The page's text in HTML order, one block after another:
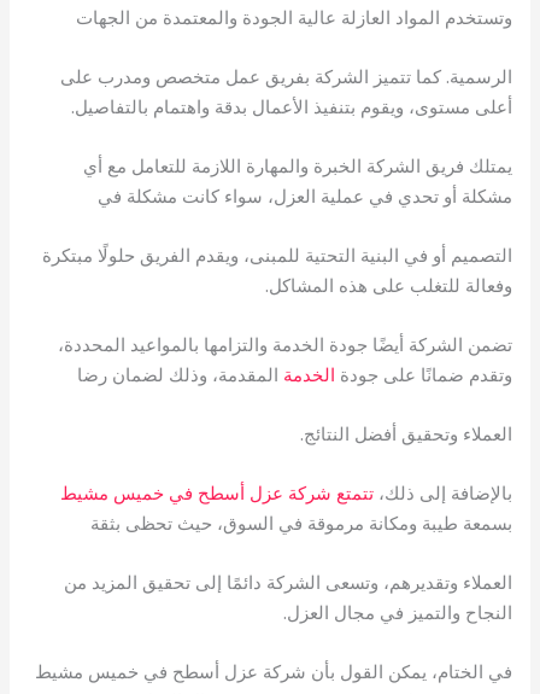
وتستخدم المواد العازلة عالية الجودة والمعتمدة من الجهات
الرسمية. كما تتميز الشركة بفريق عمل متخصص ومدرب على
أعلى مستوى، ويقوم بتنفيذ الأعمال بدقة واهتمام بالتفاصيل.
يمتلك فريق الشركة الخبرة والمهارة اللازمة للتعامل مع أي
مشكلة أو تحدي في عملية العزل، سواء كانت مشكلة في
التصميم أو في البنية التحتية للمبنى، ويقدم الفريق حلولًا مبتكرة
وفعالة للتغلب على هذه المشاكل.
تضمن الشركة أيضًا جودة الخدمة والتزامها بالمواعيد المحددة،
وتقدم ضمانًا على جودة الخدمة المقدمة، وذلك لضمان رضا
العملاء وتحقيق أفضل النتائج.
بالإضافة إلى ذلك،تتمتع شركة عزل أسطح في خميس مشيط
بسمعة طيبة ومكانة مرموقة في السوق، حيث تحظى بثقة
العملاء وتقديرهم، وتسعى الشركة دائمًا إلى تحقيق المزيد من
النجاح والتميز في مجال العزل.
في الختام، يمكن القول بأن شركة عزل أسطح في خميس مشيط